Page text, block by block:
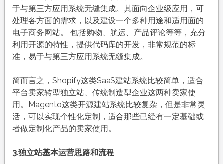
于与第三方应用系统无缝集成。其面向企业级应用，可
处理各方面的需求，以及建设一个多种用途和适用面的
电子商务网站。 包括购物、航运、产品评论等等，充分
利用开源的特性，提供代码库的开发，非常规范的标
准，易于与第三方应用系统无缝集成。
简而言之，Shopify这类SaaS建站系统比较简单，适合
平台卖家转型独立站、传统制造型企业这两种卖家使
用。Magento这类开源建站系统比较复杂，但是非常灵
活，可以实现个性化定制，适合那些已经有一定基础或
者做定制化产品的卖家使用。
3.独立站基本运营思路和流程